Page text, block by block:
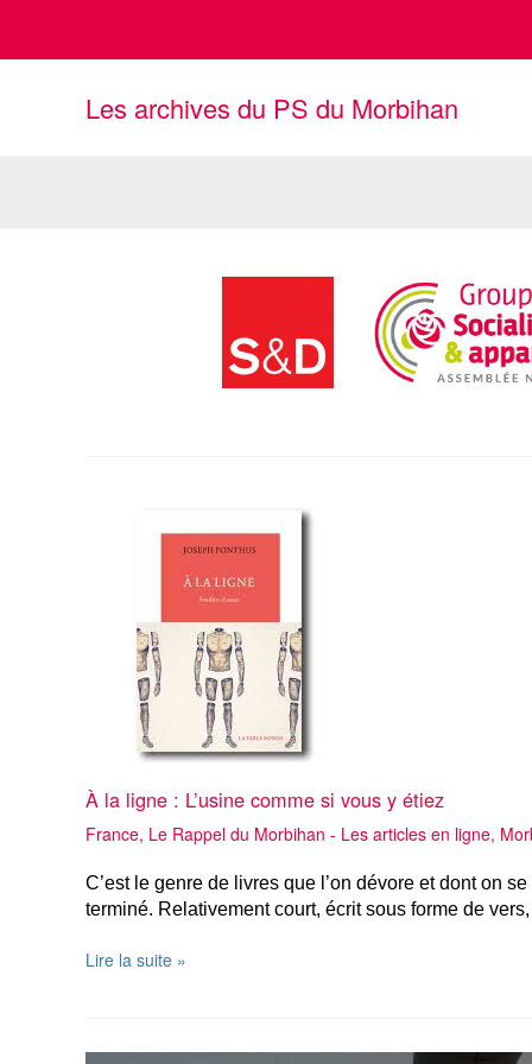
contenu
Les archives du PS du Morbihan
Industrie
À la ligne : L’usine comme si vous y étiez
France, Le Rappel du Morbihan - Les articles en ligne,
C’est le genre de livres que l’on dévore et dont on
terminé. Relativement court, écrit sous forme de
À
comme
Lire la suite »